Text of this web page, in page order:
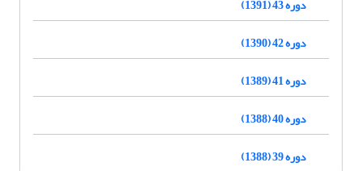
دوره 43 (1391)
دوره 42 (1390)
دوره 41 (1389)
دوره 40 (1388)
دوره 39 (1388)